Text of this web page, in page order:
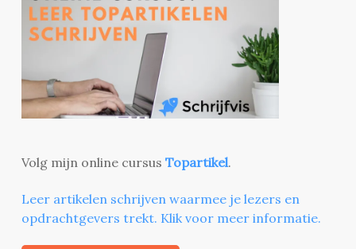
Volg mijn online cursus Topartikel.
Leer artikelen schrijven waarmee je lezers en
opdrachtgevers trekt. Klik voor meer informatie.